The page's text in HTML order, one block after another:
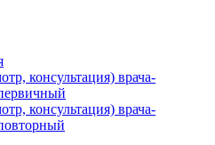
консультация) врача-
консультация) врача-